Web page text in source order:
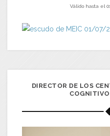
Válido hasta el
DIRECTOR DE LOS